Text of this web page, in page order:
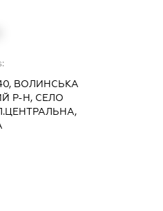
ВОЛИНСЬКА
Р-Н, СЕЛО